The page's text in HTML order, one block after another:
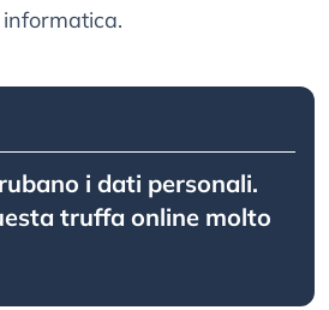
i dati personali.
truffa online molto